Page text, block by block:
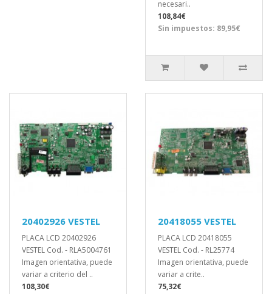
necesari..
108,84€
Sin impuestos: 89,95€
20402926 VESTEL
PLACA LCD 20402926
VESTEL Cod. - RLA5004761
Imagen orientativa, puede
variar a criterio del ..
108,30€
20418055 VESTEL
PLACA LCD 20418055
VESTEL Cod. - RL25774
Imagen orientativa, puede
variar a crite..
75,32€